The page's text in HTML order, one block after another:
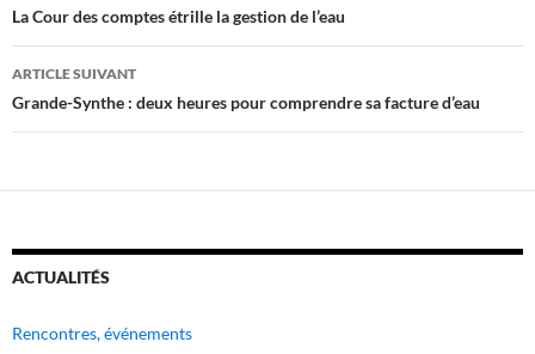
des
articles
La Cour des comptes étrille la gestion de l’eau
ARTICLE SUIVANT
Grande-Synthe : deux heures pour comprendre sa facture d’eau
ACTUALITÉS
Rencontres, événements